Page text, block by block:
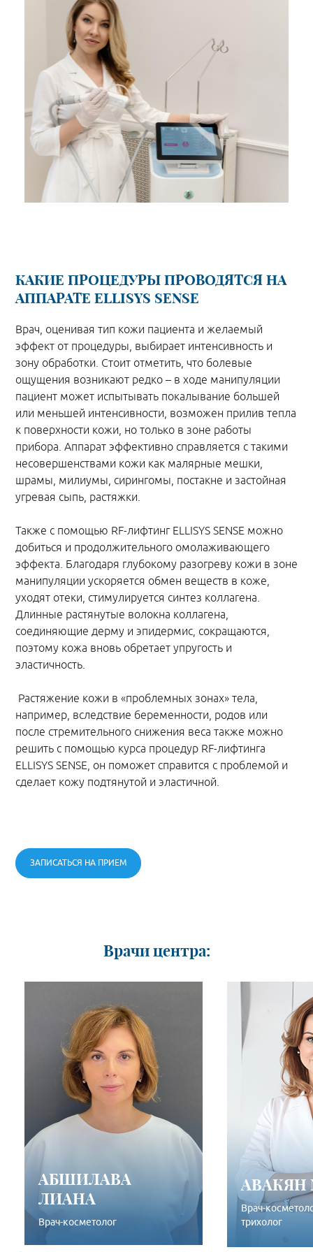
КАКИЕ ПРОЦЕДУРЫ ПРОВОДЯТСЯ НА
АППАРАТЕ ELLISYS SENSE
Врач, оценивая тип кожи пациента и желаемый
эффект от процедуры, выбирает интенсивность и
зону обработки. Стоит отметить, что болевые
ощущения возникают редко – в ходе манипуляции
пациент может испытывать покалывание большей
или меньшей интенсивности, возможен прилив тепла
к поверхности кожи, но только в зоне работы
прибора. Аппарат эффективно справляется с такими
несовершенствами кожи как малярные мешки,
шрамы, милиумы, сирингомы, постакне и застойная
угревая сыпь, растяжки.
Также с помощью RF-лифтинг ELLISYS SENSE можно
добиться и продолжительного омолаживающего
эффекта. Благодаря глубокому разогреву кожи в зоне
манипуляции ускоряется обмен веществ в коже,
уходят отеки, стимулируется синтез коллагена.
Длинные растянутые волокна коллагена,
соединяющие дерму и эпидермис, сокращаются,
поэтому кожа вновь обретает упругость и
эластичность.
Растяжение кожи в «проблемных зонах» тела,
например, вследствие беременности, родов или
после стремительного снижения веса также можно
решить с помощью курса процедур RF-лифтинга
ELLISYS SENSE, он поможет справится с проблемой и
сделает кожу подтянутой и эластичной.
ЗАПИСАТЬСЯ НА ПРИЕМ
Врачи центра:
АБШИЛАВА
ЛИАНА
Врач-косметолог
АВАКЯН
Врач-
трихолог